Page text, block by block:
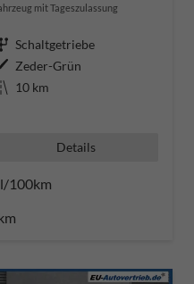
mit Tageszulassung
Getriebe Schaltgetriebe
Außenfarbe Zeder-Grün
Kilometerstand 10 km
Details
100km